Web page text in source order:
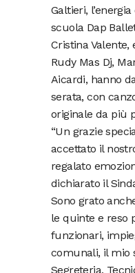
Galtieri,
scuola Dap
Cristina
Rudy Mas Dj,
Aicardi, hanno
serata, con
originale da più
“Un grazie
accettato il
regalato
dichiarato il
Sono grato
le quinte e reso
funzionari,
comunali, il mio
Segreteria,